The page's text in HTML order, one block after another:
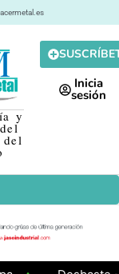
y
Inicia
sesión